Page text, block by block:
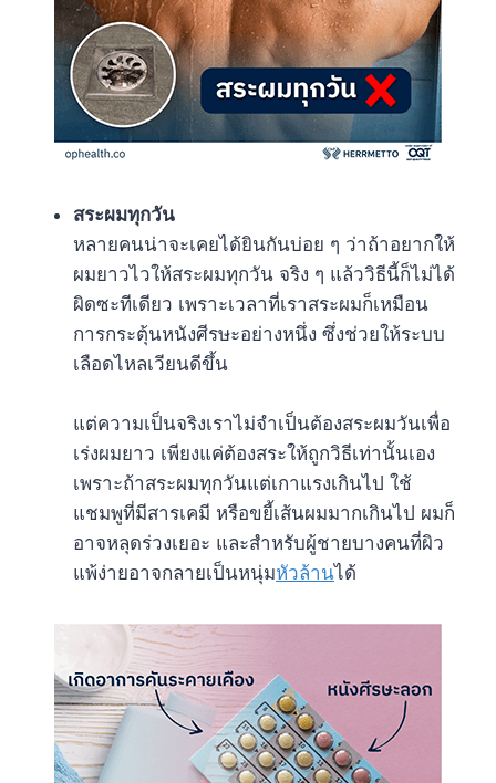
สระผมทุกวัน
หลายคนน่าจะเคยได้ยินกันบ่อย ๆ ว่าถ้าอยากให้
ผมยาวไวให้สระผมทุกวัน จริง ๆ แล้ววิธีนี้ก็ไม่ได้
ผิดซะทีเดียว เพราะเวลาที่เราสระผมก็เหมือน
การกระตุ้นหนังศีรษะอย่างหนึ่ง ซึ่งช่วยให้ระบบ
เลือดไหลเวียนดีขึ้น
แต่ความเป็นจริงเราไม่จำเป็นต้องสระผมวันเพื่อ
เร่งผมยาว เพียงแค่ต้องสระให้ถูกวิธีเท่านั้นเอง
เพราะถ้าสระผมทุกวันแต่เกาแรงเกินไป ใช้
แชมพูที่มีสารเคมี หรือขยี้เส้นผมมากเกินไป ผมก็
อาจหลุดร่วงเยอะ และสำหรับผู้ชายบางคนที่ผิว
แพ้ง่ายอาจกลายเป็นหนุ่มหัวล้านได้